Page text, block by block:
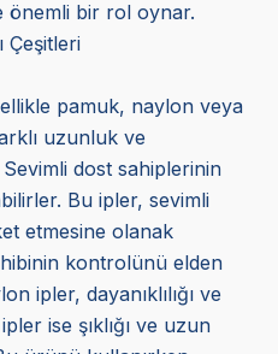
önemli bir rol oynar.
Çeşitleri
pamuk, naylon veya
uzunluk ve
dost sahiplerinin
Bu ipler, sevimli
etmesine olanak
kontrolünü elden
ipler, dayanıklılığı ve
ise şıklığı ve uzun